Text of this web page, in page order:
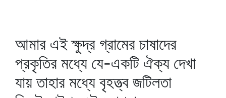
আমার এই ক্ষুদ্র গ্রামের চাষাদের
প্রকৃতির মধ্যে যে-একটি ঐক্য দেখা
যায় তাহার মধ্যে বৃহত্ত্ব জটিলতা